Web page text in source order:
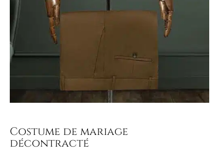
Costume de mariage
décontracté